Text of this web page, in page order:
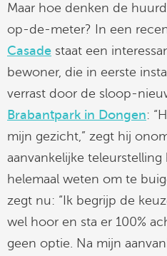
Maar hoe denken de
op-de-meter? In een
Casade staat een
bewoner, die in eerste
verrast door de sloop-
Brabantpark in Dongen:
mijn gezicht,” zegt hij
aanvankelijke
helemaal weten om te
zegt nu: “Ik begrijp de
wel hoor en sta er 100%
geen optie. Na mijn